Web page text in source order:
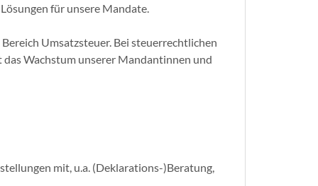
für unsere Mandate.
Umsatzsteuer. Bei steuerrechtlichen
das Wachstum unserer Mandantinnen und
mit, u.a. (Deklarations-)Beratung,